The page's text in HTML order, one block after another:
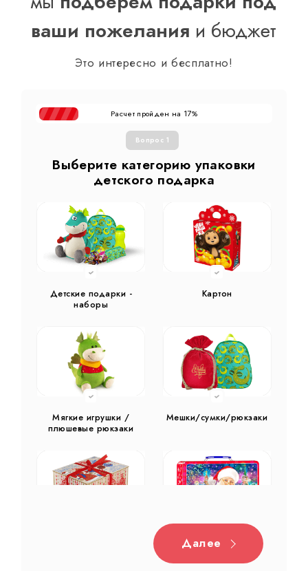
ваши пожелания и бюджет
Это интересно и бесплатно!
Расчет пройден на 17%
Вопрос 1
Выберите категорию упаковки
детского подарка
Детские подарки -
наборы
Картон
Мягкие игрушки /
плюшевые рюкзаки
Мешки/сумки/рюкзаки
Жестяная
Далее